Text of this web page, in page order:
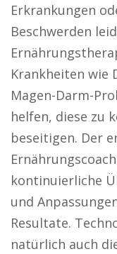
Erkrankungen
Beschwerden
Krankheiten wie
Magen-Darm-
helfen, diese zu
beseitigen. Der
kontinuierliche
und
Resultate.
natürlich auch